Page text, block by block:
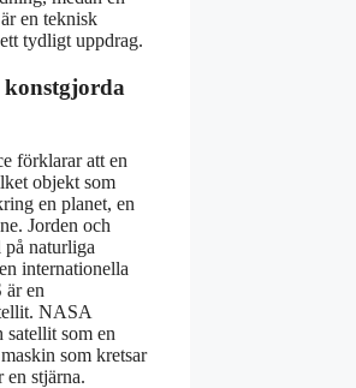
en teknisk
tydligt uppdrag.
förklarar att en
objekt som
en planet, en
Jorden och
på naturliga
internationella
är en
NASA
satellit som en
som kretsar
en stjärna.